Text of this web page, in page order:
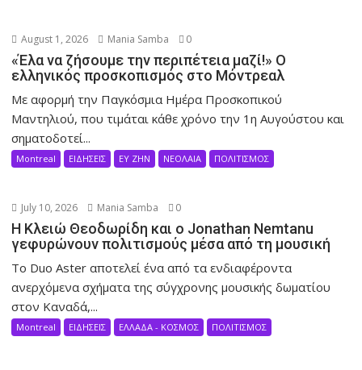
August 1, 2026 Mania Samba 0
«Έλα να ζήσουμε την περιπέτεια μαζί!» Ο
ελληνικός προσκοπισμός στο Μόντρεαλ
Με αφορμή την Παγκόσμια Ημέρα Προσκοπικού
Μαντηλιού, που τιμάται κάθε χρόνο την 1η Αυγούστου και
σηματοδοτεί...
Montreal ΕΙΔΗΣΕΙΣ ΕΥ ΖΗΝ ΝΕΟΛΑΙΑ ΠΟΛΙΤΙΣΜΟΣ
July 10, 2026 Mania Samba 0
Η Κλειώ Θεοδωρίδη και ο Jonathan Nemtanu
γεφυρώνουν πολιτισμούς μέσα από τη μουσική
Το Duo Aster αποτελεί ένα από τα ενδιαφέροντα
ανερχόμενα σχήματα της σύγχρονης μουσικής δωματίου
στον Καναδά,...
Montreal ΕΙΔΗΣΕΙΣ ΕΛΛΑΔΑ - ΚΟΣΜΟΣ ΠΟΛΙΤΙΣΜΟΣ